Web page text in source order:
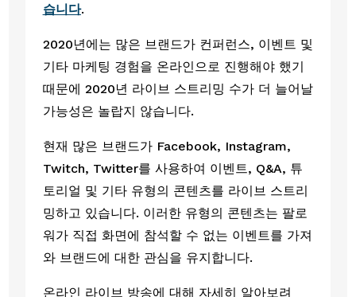
습니다.
2020년에는 많은 브랜드가 컨퍼런스, 이벤트 및
기타 마케팅 경험을 온라인으로 진행해야 했기
때문에 2020년 라이브 스트리밍 수가 더 늘어날
가능성은 놀랍지 않습니다.
현재 많은 브랜드가 Facebook, Instagram,
Twitch, Twitter를 사용하여 이벤트, Q&A, 튜
토리얼 및 기타 유형의 콘텐츠를 라이브 스트리
밍하고 있습니다. 이러한 유형의 콘텐츠는 팔로
워가 직접 화면에 참석할 수 없는 이벤트를 가져
와 브랜드에 대한 관심을 유지합니다.
온라인 라이브 방송에 대해 자세히 알아보려